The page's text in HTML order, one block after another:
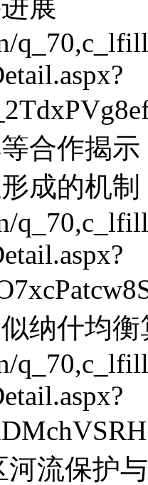
展
合作揭
成的机制
纳什均
流保护